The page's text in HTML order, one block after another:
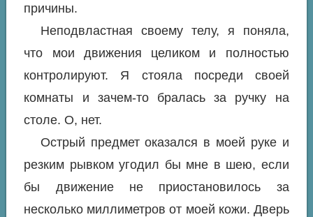
причины.
Неподвластная своему телу, я поняла,
что мои движения целиком и полностью
контролируют. Я стояла посреди своей
комнаты и зачем-то бралась за ручку на
столе. О, нет.
Острый предмет оказался в моей руке и
резким рывком угодил бы мне в шею, если
бы движение не приостановилось за
несколько миллиметров от моей кожи. Дверь